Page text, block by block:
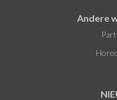
Andere